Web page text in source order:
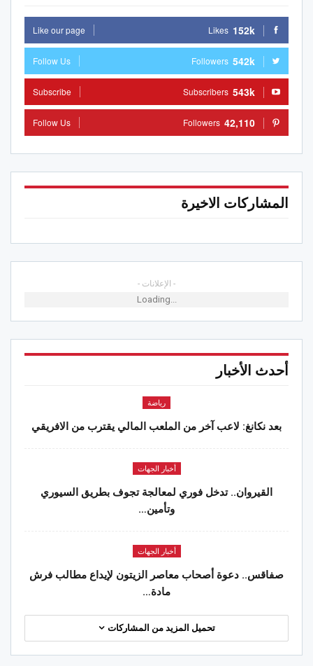
152k
Likes
Like our page
542k
Followers
Follow Us
543k
Subscribers
Subscribe
42,110
Followers
Follow Us
المشاركات الاخيرة
- الإعلانات -
Loading...
أحدث الأخبار
رياضة
بعد نكانغ: لاعب آخر من الملعب المالي يقترب من الافريقي
أخبار الجهات
القيروان.. تدخل فوري لمعالجة تجوف بطريق السيوري
وتأمين…
أخبار الجهات
صفاقس.. دعوة أصحاب معاصر الزيتون لإيداع مطالب فرش
مادة…
تحميل المزيد من المشاركات